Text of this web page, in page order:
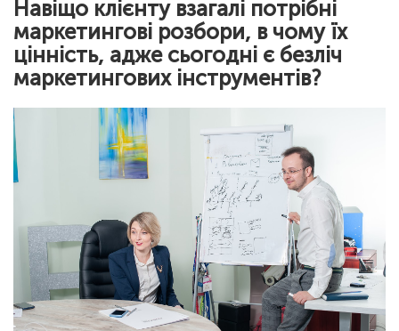
Навіщо клієнту взагалі потрібні
маркетингові розбори, в чому їх
цінність, адже сьогодні є безліч
маркетингових інструментів?